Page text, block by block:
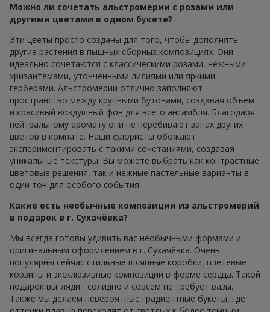
Можно ли сочетать альстромерии с розами или
другими цветами в одном букете?
Эти цветы просто созданы для того, чтобы дополнять
другие растения в пышных сборных композициях. Они
идеально сочетаются с классическими розами, нежными
хризантемами, утонченными лилиями или яркими
герберами. Альстромерии отлично заполняют
пространство между крупными бутонами, создавая объем
и красивый воздушный фон для всего ансамбля. Благодаря
нейтральному аромату они не перебивают запах других
цветов в комнате. Наши флористы обожают
экспериментировать с такими сочетаниями, создавая
уникальные текстуры. Вы можете выбрать как контрастные
цветовые решения, так и нежные пастельные варианты в
один тон для особого события.
Какие есть необычные композиции из альстромерий
в подарок в г. Сухачёвка?
Мы всегда готовы удивить вас необычными формами и
оригинальным оформлением в г. Сухачёвка. Очень
популярны сейчас стильные шляпные коробки, плетеные
корзины и эксклюзивные композиции в форме сердца. Такой
подарок выглядит солидно и совсем не требует вазы.
Также мы делаем невероятные градиентные букеты, где